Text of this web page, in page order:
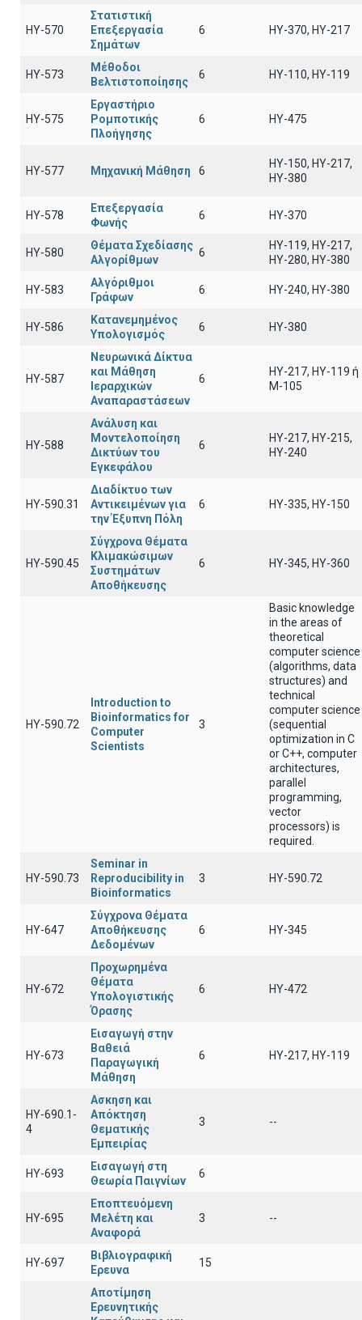
HY-570
Στατιστική
Επεξεργασία
Σημάτων
6 HY-370, HY-217
ΗΥ-573
Μέθοδοι
Βελτιστοποίησης
6 ΗΥ-110, HY-119
HY-575
Εργαστήριο
Ρομποτικής
Πλοήγησης
6 HY-475
HY-577 Μηχανική Μάθηση 6
HY-150, HY-217,
HY-380
HY-578
Επεξεργασία
Φωνής
6 HY-370
HY-580
Θέματα Σχεδίασης
Αλγορίθμων
6
HY-119, HY-217,
HY-280, HY-380
HY-583
Αλγόριθμοι
Γράφων
6 HY-240, HY-380
HY-586
Κατανεμημένος
Υπολογισμός
6 ΗΥ-380
ΗΥ-587
Νευρωνικά Δίκτυα
και Μάθηση
Ιεραρχικών
Αναπαραστάσεων
6
HY-217, HY-119 ή
Μ-105
ΗΥ-588
Ανάλυση και
Μοντελοποίηση
Δικτύων του
Εγκεφάλου
6
ΗΥ-217, ΗΥ-215,
ΗΥ-240
ΗΥ-590.31
Διαδίκτυο των
Αντικειμένων για
την Έξυπνη Πόλη
6 ΗΥ-335, ΗΥ-150
ΗΥ-590.45
Σύγχρονα Θέματα
Κλιμακώσιμων
Συστημάτων
Αποθήκευσης
6 HY-345, HY-360
ΗΥ-590.72
Introduction to
Bioinformatics for
Computer
Scientists
3
Basic knowledge
in the areas of
theoretical
computer science
(algorithms, data
structures) and
technical
computer science
(sequential
optimization in C
or C++, computer
architectures,
parallel
programming,
vector
processors) is
required.
ΗΥ-590.73
Seminar in
Reproducibility in
Bioinformatics
3 ΗΥ-590.72
ΗΥ-647
Σύγχρονα Θέματα
Αποθήκευσης
Δεδομένων
6 ΗΥ-345
HY-672
Προχωρημένα
Θέματα
Υπολογιστικής
Όρασης
6 HY-472
ΗΥ-673
Εισαγωγή στην
Βαθειά
Παραγωγική
Μάθηση
6 ΗΥ-217, ΗΥ-119
ΗΥ-690.1-
4
Ασκηση και
Απόκτηση
Θεματικής
Εμπειρίας
3 --
ΗΥ-693
Εισαγωγή στη
Θεωρία Παιγνίων
6
ΗΥ-695
Εποπτευόμενη
Μελέτη και
Αναφορά
3 --
ΗΥ-697
Βιβλιογραφική
Ερευνα
15
Αποτίμηση
Ερευνητικής